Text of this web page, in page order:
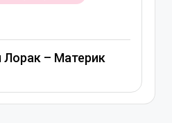
Лорак – Материк